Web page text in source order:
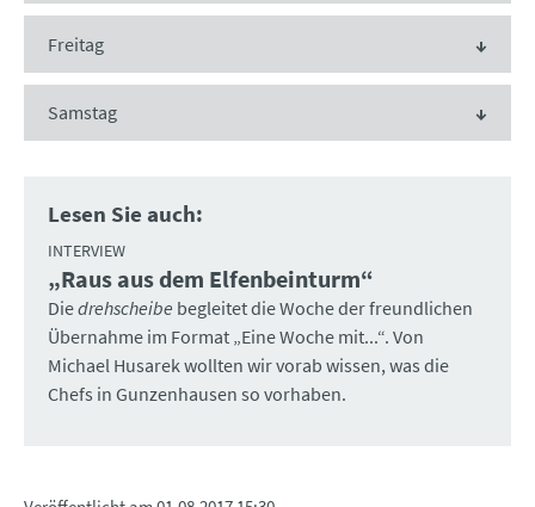
Freitag
Samstag
Lesen Sie auch:
INTERVIEW
:„Raus aus dem Elfenbeinturm“
Diedrehscheibe begleitet die Woche der freundlichen
Übernahme im Format „Eine Woche mit...“. Von
Michael Husarek wollten wir vorab wissen, was die
Chefs in Gunzenhausen so vorhaben.